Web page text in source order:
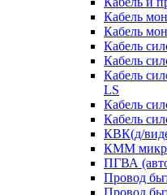
Кабель
Кабель
Кабель
Кабель
Кабель
LS
Кабель
Кабель
КВК(д/
КММ
ПГВА
Провод